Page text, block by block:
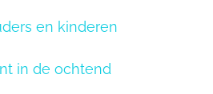
en kinderen
in de ochtend